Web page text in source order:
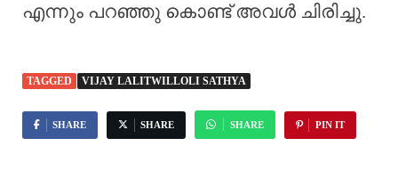
എന്നും പറഞ്ഞു കൊണ്ട് അവൾ ചിരിച്ചു.
TAGGED VIJAY LALITWILLOLI SATHYA
SHARE SHARE SHARE PIN IT